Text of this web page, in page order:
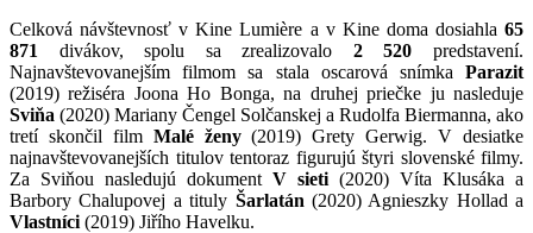
Celková návštevnosť v Kine Lumière a v Kine doma dosiahla 65
871
divákov, spolu sa zrealizovalo 2 520 predstavení.
Najnavštevovanejším filmom sa stala oscarová snímka Parazit
(2019) režiséra Joona Ho Bonga, na druhej priečke ju nasleduje
Sviňa (2020) Mariany Čengel Solčanskej a Rudolfa Biermanna, ako
tretí skončil filmMalé ženy(2019) Grety Gerwig. V desiatke
najnavštevovanejších titulov tentoraz figurujú štyri slovenské filmy.
Za Sviňou nasledujú dokument V sieti (2020) Víta Klusáka a
Barbory Chalupovej a tituly Šarlatán (2020) Agnieszky Hollad a
Vlastníci (2019) Jiřího Havelku.